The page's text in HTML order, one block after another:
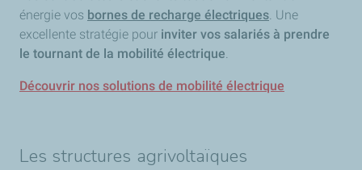
énergie vos bornes de recharge électriques. Une
excellente stratégie pour inviter vos salariés à prendre
le tournant de la mobilité électrique.
Découvrir nos solutions de mobilité électrique
Les structures agrivoltaïques